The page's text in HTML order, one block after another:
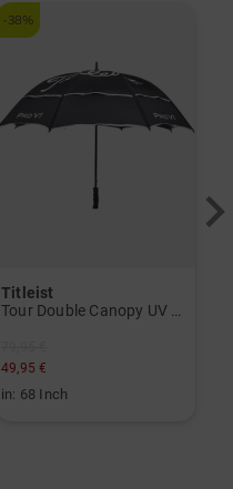
-38%
Titleist
49,95 €
in: 68 Inch